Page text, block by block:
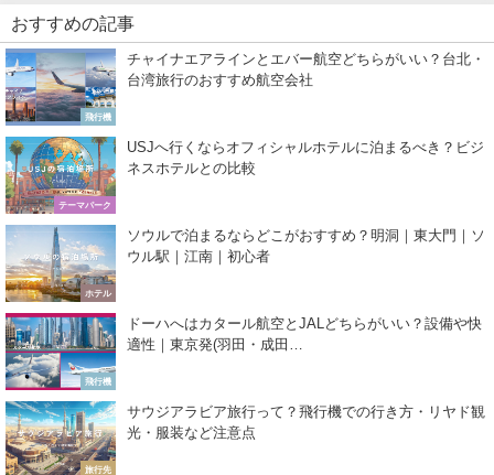
おすすめの記事
飛行機
チャイナエアラインとエバー航空どちらがいい？台北・
台湾旅行のおすすめ航空会社
テーマパーク
USJへ行くならオフィシャルホテルに泊まるべき？ビジ
ネスホテルとの比較
ホテル
ソウルで泊まるならどこがおすすめ？明洞｜東大門｜ソ
ウル駅｜江南｜初心者
飛行機
ドーハへはカタール航空とJALどちらがいい？設備や快
適性｜東京発(羽田・成田…
旅行先
サウジアラビア旅行って？飛行機での行き方・リヤド観
光・服装など注意点